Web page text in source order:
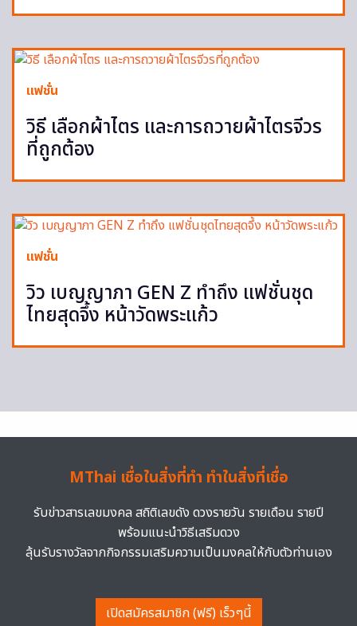
แฟชั่น
วิธี เลือกผ้าไตร และการถวายผ้าไตรจีวร
ที่ถูกต้อง
แฟชั่น
วิว เบญญาภา GEN Z ทำถึง แฟชั่นชุด
ไทยสุดจึ้ง หน้าวัดพระแก้ว
MThai เชื่อในสิ่งที่ทำ ทำในสิ่งที่เชื่อ
รับข่าวสารเลขมงคล สถิติเลขดัง ดวงรายวัน รายเดือน รายปี
พร้อมแนะนำวิธีเสริมดวง
ลุ้นรับรางวัลจากกิจกรรมเสริมความเป็นมงคลให้กับตัวท่านเอง
เปิดสมัครสมาชิก (ฟรี) เร็วๆนี้